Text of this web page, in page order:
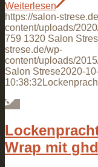
Weiterlesen
https://salon-
content/uploads/
759 1320 Salon
strese.de/wp-
content/uploads/
Salon Strese2020-
10:38:32
Wrap mit ghd